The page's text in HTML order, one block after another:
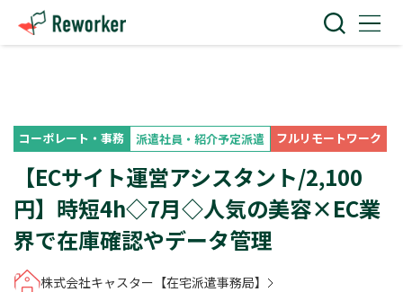
コーポレート・事務 派遣社員・紹介予定派遣 フルリモートワーク
【ECサイト運営アシスタント/2,100
円】時短4h◇7月◇人気の美容×EC業
界で在庫確認やデータ管理
株式会社キャスター【在宅派遣事務局】